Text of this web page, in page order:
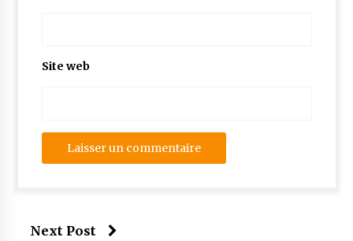
Site web
Next Post